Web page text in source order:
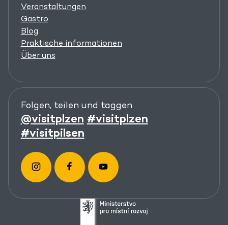
Veranstaltungen
Gastro
Blog
Praktische informationen
Über uns
Folgen, teilen und taggen
@visitplzen #visitplzen
#visitpilsen